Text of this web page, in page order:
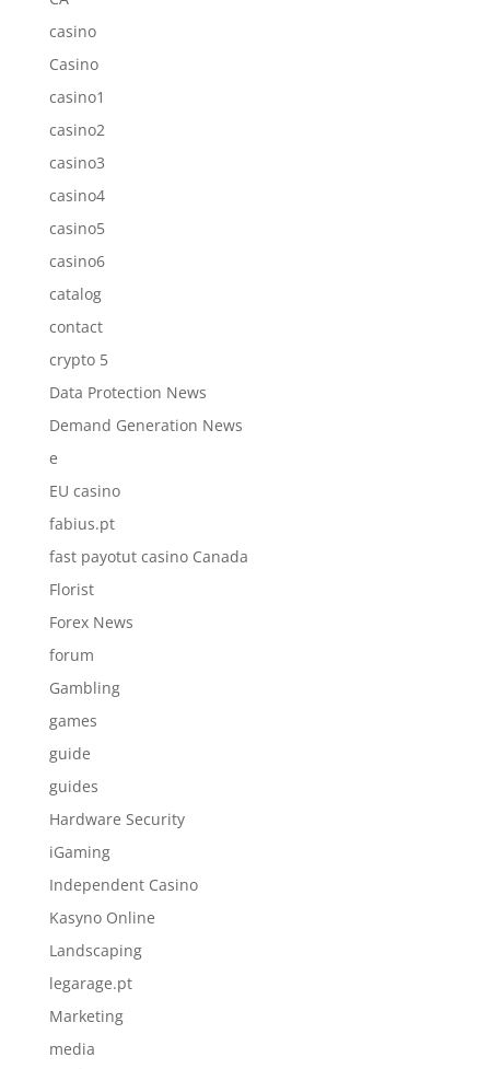
casino
Casino
casino1
casino2
casino3
casino4
casino5
casino6
catalog
contact
crypto 5
Data Protection News
Demand Generation News
e
EU casino
fabius.pt
fast payotut casino Canada
Florist
Forex News
forum
Gambling
games
guide
guides
Hardware Security
iGaming
Independent Casino
Kasyno Online
Landscaping
legarage.pt
Marketing
media